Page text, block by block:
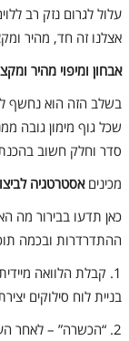
עלול לגרום נזק רב
אצלנו זה חד, מהיר ומקצועי –
אבחון ומיפוי מהיר
בשלב הזה הוא נחשף
שכל גוף מימון גובה
סדר וחלק חשוב
מכיניםאסטרטגיה
כאן תדעו בבירור מה
ההתדרדרות ובכמה
1. קבלת הלוואה
בניית לוח סילוקים
2. “הכשרה” – לאחר